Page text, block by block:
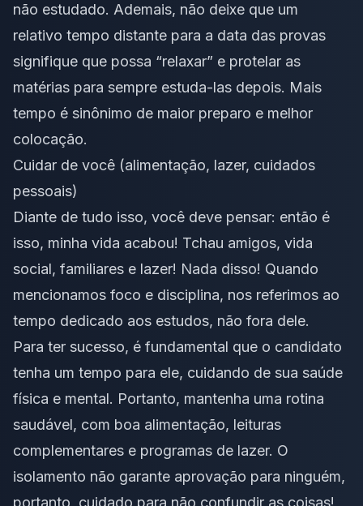
não estudado. Ademais, não deixe que um
relativo tempo distante para a data das provas
signifique que possa “relaxar” e protelar as
matérias para sempre estuda-las depois. Mais
tempo é sinônimo de maior preparo e melhor
colocação.
Cuidar de você (alimentação, lazer, cuidados
pessoais)
Diante de tudo isso, você deve pensar: então é
isso, minha vida acabou! Tchau amigos, vida
social, familiares e lazer! Nada disso! Quando
mencionamos foco e disciplina, nos referimos ao
tempo dedicado aos estudos, não fora dele.
Para ter sucesso, é fundamental que o candidato
tenha um tempo para ele, cuidando de sua saúde
física e mental. Portanto, mantenha uma rotina
saudável, com boa alimentação, leituras
complementares e programas de lazer. O
isolamento não garante aprovação para ninguém,
portanto, cuidado para não confundir as coisas!